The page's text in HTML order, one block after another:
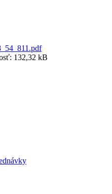
132,32 kB